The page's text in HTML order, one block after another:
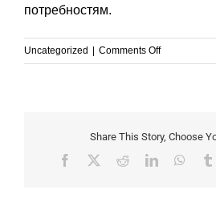
потребностям.
Uncategorized | Comments Offon
Как
Share This Story, Choose
Facebook RedditLinkedIn